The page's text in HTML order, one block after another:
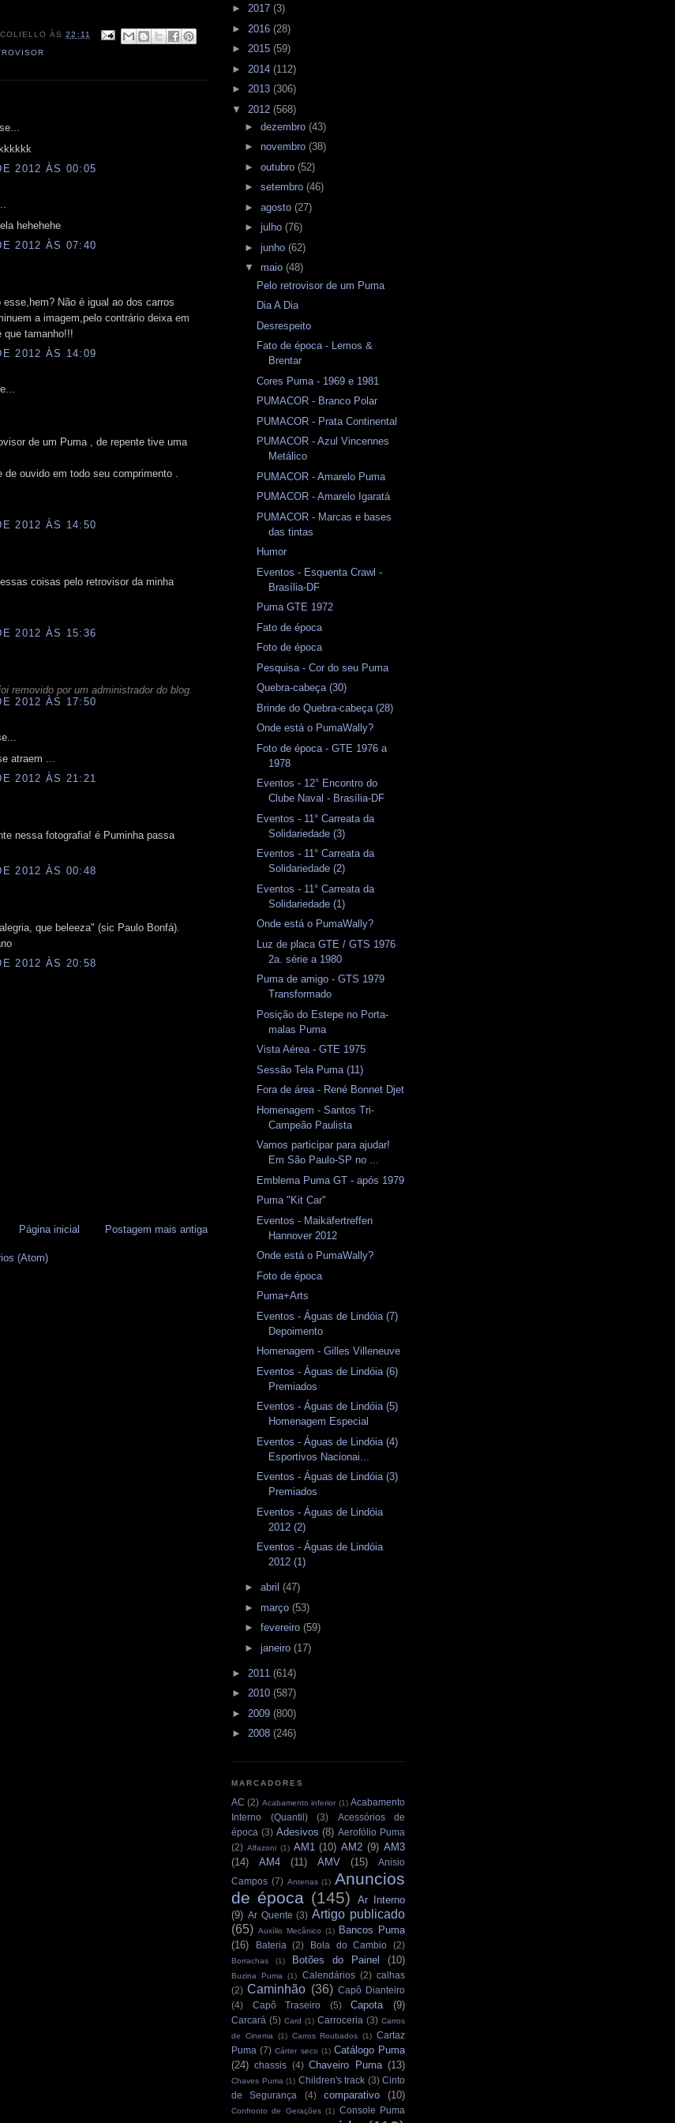
ÀS22:11
2012 ÀS 00:05
hehehehe
2012 ÀS 07:40
esse,hem? Não é igual ao dos carros
a imagem,pelo contrário deixa em
que tamanho!!!
2012 ÀS 14:09
de um Puma , de repente tive uma
ouvido em todo seu comprimento .
2012 ÀS 14:50
coisas pelo retrovisor da minha
2012 ÀS 15:36
removido por um administrador do blog.
2012 ÀS 17:50
atraem ...
2012 ÀS 21:21
nessa fotografia! é Puminha passa
2012 ÀS 00:48
que beleeza" (sic Paulo Bonfá).
2012 ÀS 20:58
Postagem mais antiga
Página inicial
(Atom)
► 2017 (3)
► 2016 (28)
► 2015 (59)
► 2014 (112)
► 2013 (306)
▼ 2012 (568)
► dezembro (43)
► novembro (38)
► outubro (52)
► setembro (46)
► agosto (27)
► julho (76)
► junho (62)
▼ maio (48)
Pelo retrovisor de um Puma
Dia A Dia
Desrespeito
Fato de época - Lemos &
Brentar
Cores Puma - 1969 e 1981
PUMACOR - Branco Polar
PUMACOR - Prata Continental
PUMACOR - Azul Vincennes
Metálico
PUMACOR - Amarelo Puma
PUMACOR - Amarelo Igaratá
PUMACOR - Marcas e bases
das tintas
Humor
Eventos - Esquenta Crawl -
Brasília-DF
Puma GTE 1972
Fato de época
Foto de época
Pesquisa - Cor do seu Puma
Quebra-cabeça (30)
Brinde do Quebra-cabeça (28)
Onde está o PumaWally?
Foto de época - GTE 1976 a
1978
Eventos - 12° Encontro do
Clube Naval - Brasília-DF
Eventos - 11° Carreata da
Solidariedade (3)
Eventos - 11° Carreata da
Solidariedade (2)
Eventos - 11° Carreata da
Solidariedade (1)
Onde está o PumaWally?
Luz de placa GTE / GTS 1976
2a. série a 1980
Puma de amigo - GTS 1979
Transformado
Posição do Estepe no Porta-
malas Puma
Vista Aérea - GTE 1975
Sessão Tela Puma (11)
Fora de área - René Bonnet Djet
Homenagem - Santos Tri-
Campeão Paulista
Vamos participar para ajudar!
Em São Paulo-SP no ...
Emblema Puma GT - após 1979
Puma "Kit Car"
Eventos - Maikäfertreffen
Hannover 2012
Onde está o PumaWally?
Foto de época
Puma+Arts
Eventos - Águas de Lindóia (7)
Depoimento
Homenagem - Gilles Villeneuve
Eventos - Águas de Lindóia (6)
Premiados
Eventos - Águas de Lindóia (5)
Homenagem Especial
Eventos - Águas de Lindóia (4)
Esportivos Nacionai...
Eventos - Águas de Lindóia (3)
Premiados
Eventos - Águas de Lindóia
2012 (2)
Eventos - Águas de Lindóia
2012 (1)
► abril (47)
► março (53)
► fevereiro (59)
► janeiro (17)
► 2011 (614)
► 2010 (587)
► 2009 (800)
► 2008 (246)
MARCADORES
AC (2) Acabamento inferior (1) Acabamento
Interno (Quantil)
(3)
Acessórios de
época (3) Adesivos (8) Aerofólio Puma
(2) Alfazoni (1) AM1 (10) AM2 (9) AM3
(14)
AM4 (11) AMV (15)
Anisio
Campos (7) Antenas (1) Anuncios
de época (145)
Ar Interno
(9) Ar Quente (3) Artigo publicado
(65) Auxílio Mecânico (1)
Bancos Puma
(16)
Bateria (2) Bola do Cambio (2)
Borrachas (1) Botões do Painel (10)
Buzina Puma (1) Calendários (2) calhas
(2) Caminhão (36) Capô Dianteiro
(4)
Capô Traseiro (5) Capota (9)
Carcará (5) Card (1) Carroceria (3) Carros
de Cinema (1) Carros Roubados (1) Cartaz
Puma (7) Cárter seco (1) Catálogo Puma
(24) chassis (4) Chaveiro Puma (13)
Chaves Puma (1) Children's track (3) Cinto
de Segurança
(4) comparativo (10)
Confronto de Gerações (1) Console Puma